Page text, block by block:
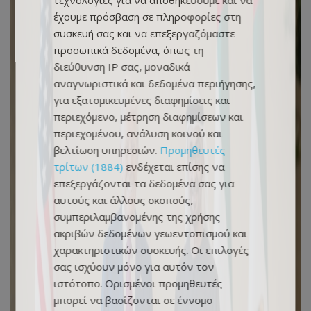
έχουμε πρόσβαση σε πληροφορίες στη
συσκευή σας και να επεξεργαζόμαστε
προσωπικά δεδομένα, όπως τη
διεύθυνση IP σας, μοναδικά
αναγνωριστικά και δεδομένα περιήγησης,
για εξατομικευμένες διαφημίσεις και
περιεχόμενο, μέτρηση διαφημίσεων και
περιεχομένου, ανάλυση κοινού και
βελτίωση υπηρεσιών. Προμηθευτές
τρίτων (1884) ενδέχεται επίσης να
επεξεργάζονται τα δεδομένα σας για
αυτούς και άλλους σκοπούς,
συμπεριλαμβανομένης της χρήσης
ακριβών δεδομένων γεωεντοπισμού και
χαρακτηριστικών συσκευής. Οι επιλογές
σας ισχύουν μόνο για αυτόν τον
ιστότοπο. Ορισμένοι προμηθευτές
μπορεί να βασίζονται σε έννομο